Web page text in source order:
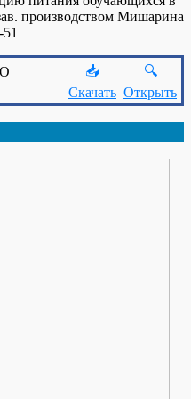
производством Мишарина
📥
Скачать
🔍
Открыть